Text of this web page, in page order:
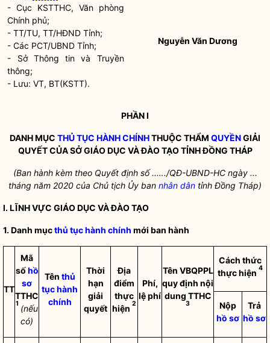
- Cục KSTTHC, Văn phòng
Chính phủ;
- TT/TU, TT/HĐND Tỉnh;
- Các PCT/UBND Tỉnh;
- Sở Thông tin và Truyền
thông;
- Lưu: VT, BT(KSTT).
Nguyễn Văn Dương
PHẦN I
DANH MỤC THỦ TỤC HÀNH CHÍNHTHUỘC THẨM QUYỀNGIẢI
QUYẾT CỦA SỞ GIÁO DỤC VÀ ĐÀO TẠO TỈNH ĐỒNG THÁP
(Ban hành kèm theo Quyết định số ..…./QĐ-UBND-HC ngày ...
tháng năm 2020 của Chủ tịch Ủy ban nhân dân tỉnh Đồng Tháp)
I. LĨNH VỰC GIÁO DỤC VÀ ĐÀO TẠO
1. Danh mụcthủ tục hành chính mới ban hành
TT
Mã
sốhồ
sơ
TTHC
1 (nếu
có)
Tên thủ
tục hành
chính
Thời
hạn
giải
quyết
Địa
điểm
thực
hiện 2
Phí,
lệ phí
Tên VBQPPL
quy định nội
dung TTHC
3
Cách thức
thực hiện 4
Nộp
hồ sơ
Trả
hồ sơ